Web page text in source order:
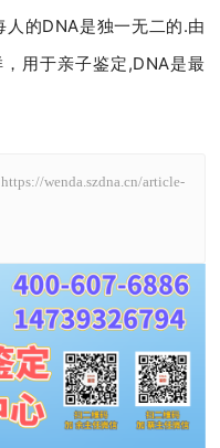
的DNA是独一无二的.由
用于亲子鉴定,DNA是最
https://wenda.szdna.cn/article-